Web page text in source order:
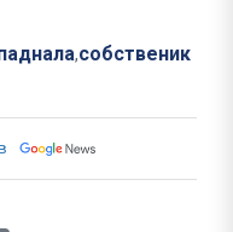
,собственик